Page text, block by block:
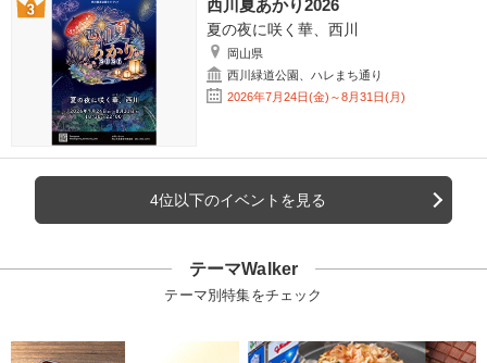
西川夏あかり2026
夏の夜に咲く華、西川
岡山県
西川緑道公園、ハレまち通り
2026年7月24日(金)～8月31日(月)
4位以下のイベントを見る
テーマWalker
テーマ別特集をチェック